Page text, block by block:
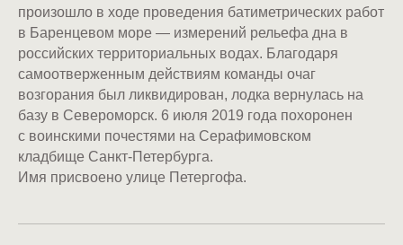
произошло в ходе проведения батиметрических работ
в Баренцевом море — измерений рельефа дна в
российских территориальных водах. Благодаря
самоотверженным действиям команды очаг
возгорания был ликвидирован, лодка вернулась на
базу в Североморск. 6 июля 2019 года похоронен
с воинскими почестями на Серафимовском
кладбище Санкт-Петербурга.
Имя присвоено улице Петергофа.